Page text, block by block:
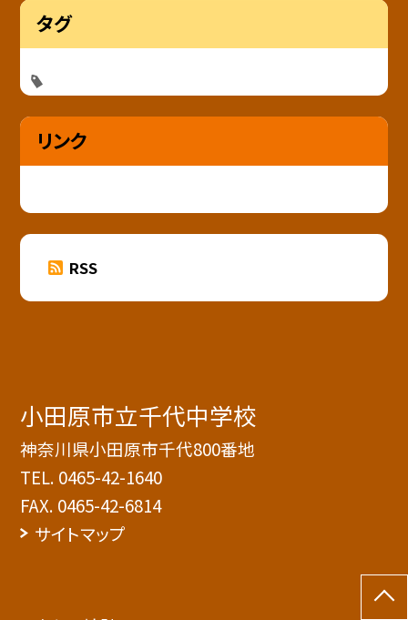
タグ
リンク
RSS
小田原市立千代中学校
神奈川県小田原市千代800番地
TEL. 0465-42-1640
FAX. 0465-42-6814
サイトマップ